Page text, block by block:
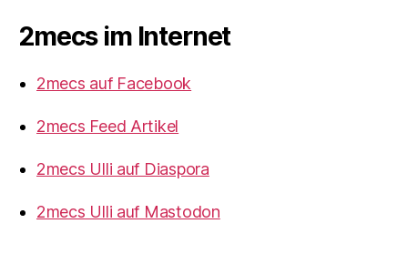
2mecs im Internet
2mecs auf Facebook
2mecs Feed Artikel
2mecs Ulli auf Diaspora
2mecs Ulli auf Mastodon